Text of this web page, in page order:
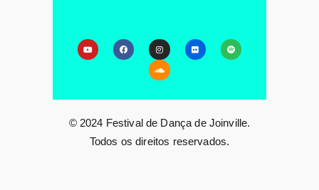
© 2024 Festival de Dança de Joinville.
Todos os direitos reservados.